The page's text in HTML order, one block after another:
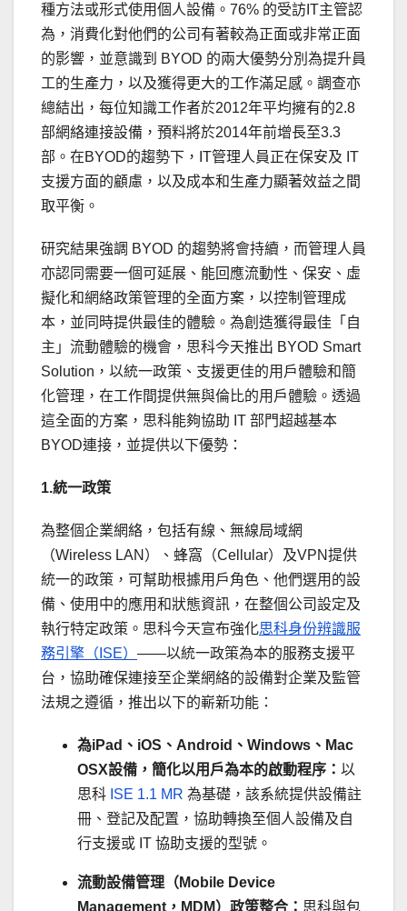
種方法或形式使用個人設備。76% 的受訪IT主管認
為，消費化對他們的公司有著較為正面或非常正面
的影響，並意識到 BYOD 的兩大優勢分別為提升員
工的生產力，以及獲得更大的工作滿足感。調查亦
總結出，每位知識工作者於2012年平均擁有的2.8
部網絡連接設備，預料將於2014年前增長至3.3
部。在BYOD的趨勢下，IT管理人員正在保安及 IT
支援方面的顧慮，以及成本和生產力顯著效益之間
取平衡。
研究結果強調 BYOD 的趨勢將會持續，而管理人員
亦認同需要一個可延展、能回應流動性、保安、虛
擬化和網絡政策管理的全面方案，以控制管理成
本，並同時提供最佳的體驗。為創造獲得最佳「自
主」流動體驗的機會，思科今天推出 BYOD Smart
Solution，以統一政策、支援更佳的用戶體驗和簡
化管理，在工作間提供無與倫比的用戶體驗。透過
這全面的方案，思科能夠協助 IT 部門超越基本
BYOD連接，並提供以下優勢：
1.統一政策
為整個企業網絡，包括有線、無線局域網
（Wireless LAN）、蜂窩（Cellular）及VPN提供
統一的政策，可幫助根據用戶角色、他們選用的設
備、使用中的應用和狀態資訊，在整個公司設定及
執行特定政策。思科今天宣布強化思科身份辨識服
務引擎（ISE） ——以統一政策為本的服務支援平
台，協助確保連接至企業網絡的設備對企業及監管
法規之遵循，推出以下的嶄新功能：
為iPad 、 iOS 、 Android 、 Windows 、 Mac
OSX設備，簡化以用戶為本的啟動程序： 以
思科 ISE 1.1 MR 為基礎，該系統提供設備註
冊、登記及配置，協助轉換至個人設備及自
行支援或 IT 協助支援的型號。
流動設備管理（ Mobile Device
Management ， MDM）政策整合： 思科與包